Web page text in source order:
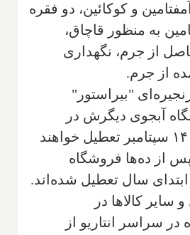
و کوکائین، دو فقره
به منظور قاچاق،
از جرم، نگهداری
از جرم.
"بیراستور"
آبجوی دیگرش در
سراسر انتاریو از ۱۴ سپتامبر تعطیل خواهند
از ده‌ها فروشگاه
سال تعطیل شده‌اند.
کالاها در
سراسر انتاریو از